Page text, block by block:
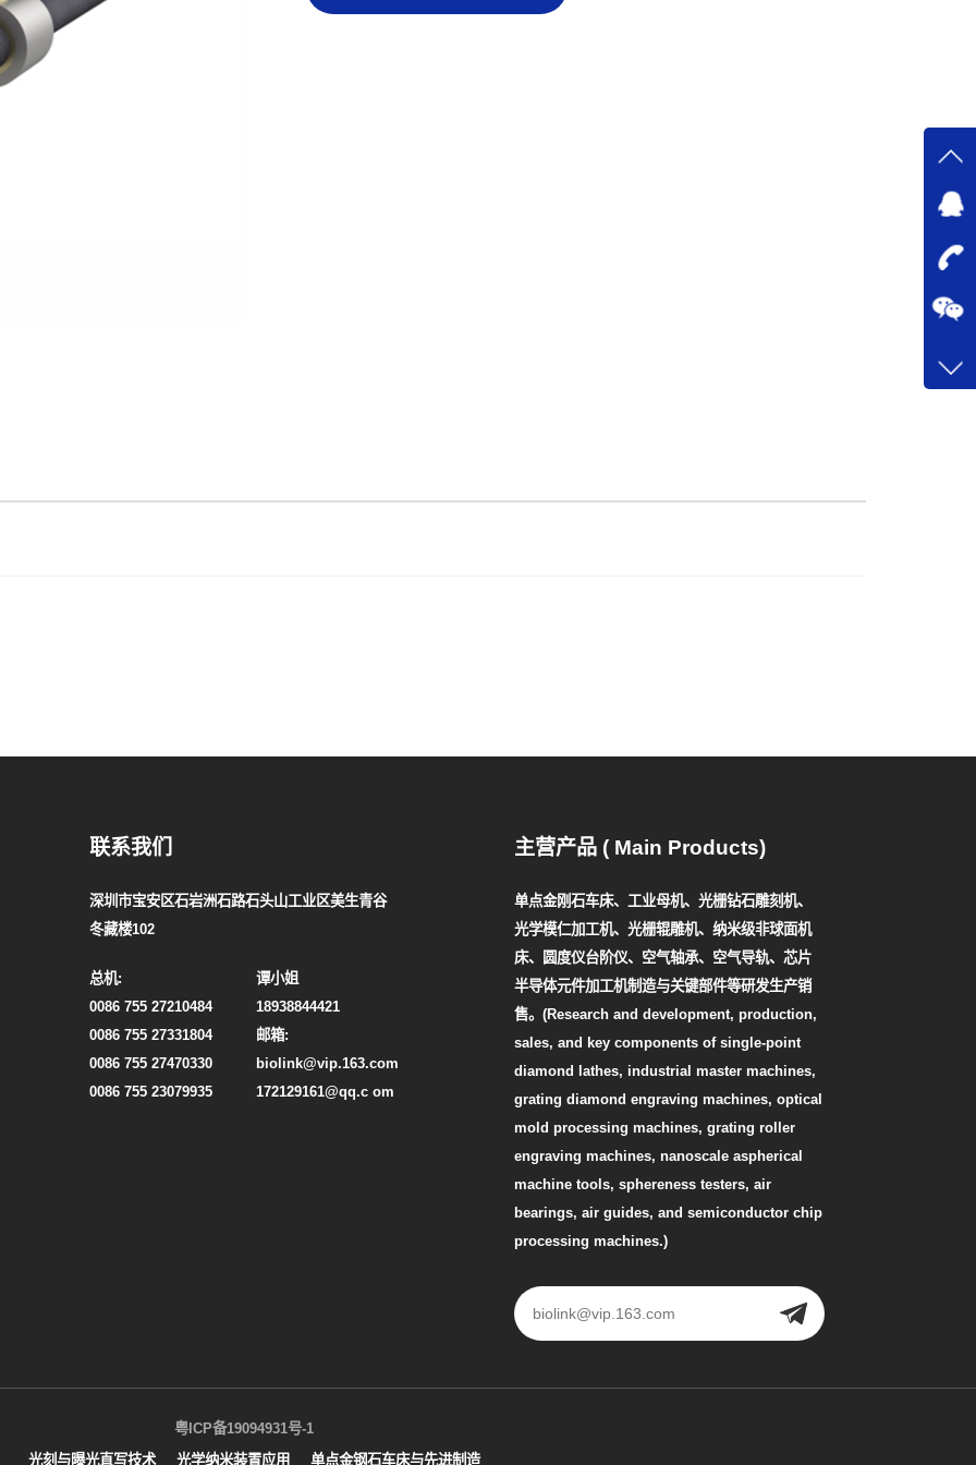
联系我们
深圳市宝安区石岩洲石路石头山工业区美生青谷
冬藏楼102
总机:
谭小姐
0086 755 27210484
18938844421
0086 755 27331804
邮箱:
0086 755 27470330
biolink@vip.163.com
0086 755 23079935
172129161@qq.c om
主营产品 ( Main Products)
单点金刚石车床、工业母机、光栅钻石雕刻机、
光学模仁加工机、光栅辊雕机、纳米级非球面机
床、圆度仪台阶仪、空气轴承、空气导轨、芯片
半导体元件加工机制造与关键部件等研发生产销
售。(Research and development, production,
sales, and key components of single-point
diamond lathes, industrial master machines,
grating diamond engraving machines, optical
mold processing machines, grating roller
engraving machines, nanoscale aspherical
machine tools, sphereness testers, air
bearings, air guides, and semiconductor chip
processing machines.)
粤ICP备19094931号-1
光刻与曝光直写技术
光学纳米装置应用 单点金钢石车床与先进制造